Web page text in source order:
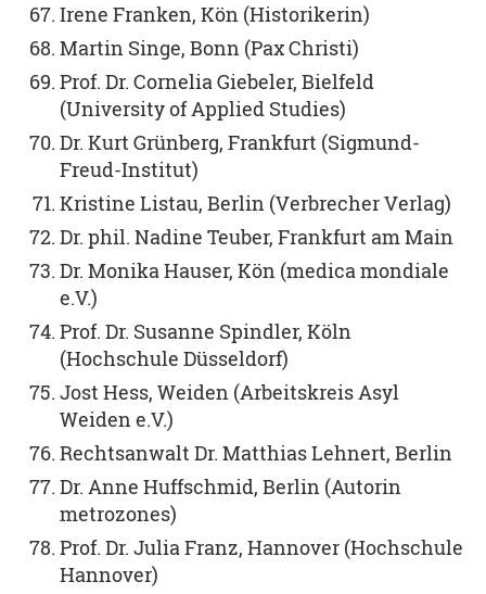
Irene Franken, Kön (Historikerin)
Martin Singe, Bonn (Pax Christi)
Prof. Dr. Cornelia Giebeler, Bielfeld
(University of Applied Studies)
Dr. Kurt Grünberg, Frankfurt (Sigmund-
Freud-Institut)
Kristine Listau, Berlin (Verbrecher Verlag)
Dr. phil. Nadine Teuber, Frankfurt am Main
Dr. Monika Hauser, Kön (medica mondiale
e.V.)
Prof. Dr. Susanne Spindler, Köln
(Hochschule Düsseldorf)
Jost Hess, Weiden (Arbeitskreis Asyl
Weiden e.V.)
Rechtsanwalt Dr. Matthias Lehnert, Berlin
Dr. Anne Huffschmid, Berlin (Autorin
metrozones)
Prof. Dr. Julia Franz, Hannover (Hochschule
Hannover)